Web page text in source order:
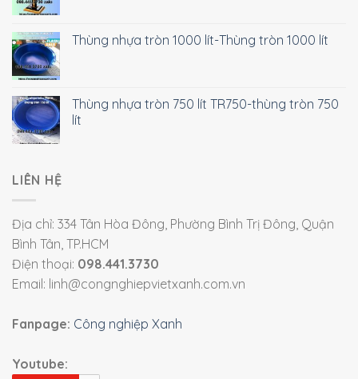
Thùng nhựa tròn 1000 lít-Thùng tròn 1000 lít
Thùng nhựa tròn 750 lít TR750-thùng tròn 750
lít
LIÊN HỆ
Địa chỉ: 334 Tân Hòa Đông, Phường Bình Trị Đông, Quận
Bình Tân, TP.HCM
Điện thoại: 098.441.3730
Email: linh@congnghiepvietxanh.com.vn
Fanpage: Công nghiệp Xanh
Youtube: